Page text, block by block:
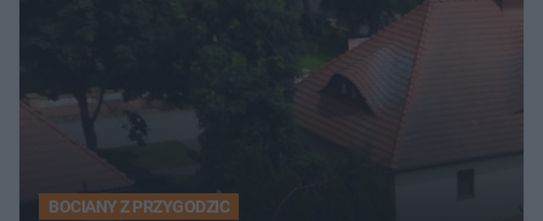
BOCIANY Z PRZYGODZIC